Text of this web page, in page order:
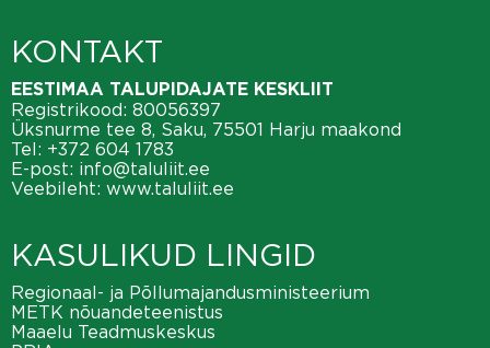
KONTAKT
EESTIMAA TALUPIDAJATE KESKLIIT
Registrikood: 80056397
Üksnurme tee 8, Saku, 75501 Harju maakond
Tel: +372 604 1783
E-post: info@taluliit.ee
Veebileht: www.taluliit.ee
KASULIKUD LINGID
Regionaal- ja Põllumajandusministeerium
METK nõuandeteenistus
Maaelu Teadmuskeskus